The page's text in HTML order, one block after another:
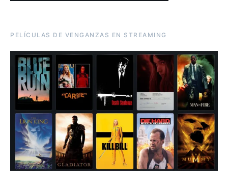
PELÍCULAS DE VENGANZAS EN STREAMING